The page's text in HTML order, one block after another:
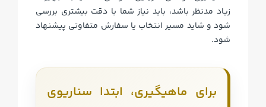
زیاد مدنظر باشد، باید نیاز شما با دقت بیشتری بررسی
شود و شاید مسیر انتخاب یا سفارش متفاوتی پیشنهاد
شود.
برای ماهیگیری، ابتدا سناریوی